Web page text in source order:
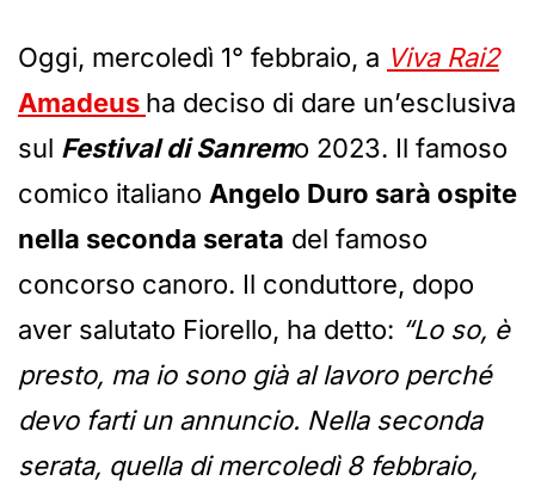
Oggi, mercoledì 1° febbraio, a Viva Rai2
Amadeus ha deciso di dare un’esclusiva
sul Festival di Sanremo 2023. Il famoso
comico italiano Angelo Duro sarà ospite
nella seconda serata del famoso
concorso canoro. Il conduttore, dopo
aver salutato Fiorello, ha detto: “Lo so, è
presto, ma io sono già al lavoro perché
devo farti un annuncio. Nella seconda
serata, quella di mercoledì 8 febbraio,